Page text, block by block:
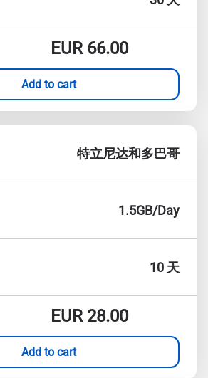
EUR66.00
Add to cart
特立尼达和多巴哥
1.5GB/Day
10 天
EUR28.00
Add to cart